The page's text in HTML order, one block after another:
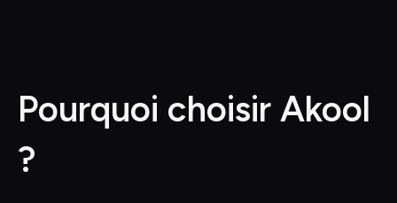
Pourquoi choisir Akool
?